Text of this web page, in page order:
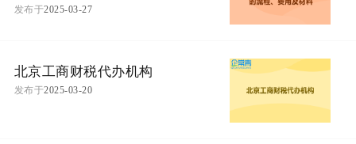
发布于2025-03-27
北京工商财税代办机构
发布于2025-03-20